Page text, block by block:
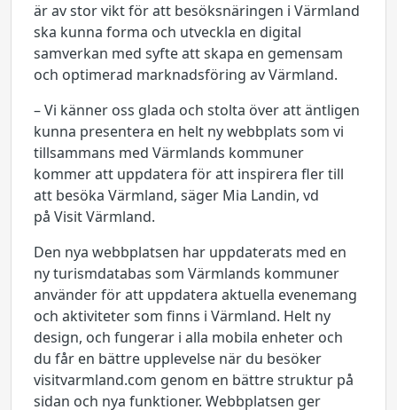
är av stor vikt för att besöksnäringen i Värmland
ska kunna forma och utveckla en digital
samverkan med syfte att skapa en gemensam
och optimerad marknadsföring av Värmland.
– Vi känner oss glada och stolta över att äntligen
kunna presentera en helt ny webbplats som vi
tillsammans med Värmlands kommuner
kommer att uppdatera för att inspirera fler till
att besöka Värmland, säger Mia Landin, vd
på Visit Värmland.
Den nya webbplatsen har uppdaterats med en
ny turismdatabas som Värmlands kommuner
använder för att uppdatera aktuella evenemang
och aktiviteter som finns i Värmland. Helt ny
design, och fungerar i alla mobila enheter och
du får en bättre upplevelse när du besöker
visitvarmland.com genom en bättre struktur på
sidan och nya funktioner. Webbplatsen ger